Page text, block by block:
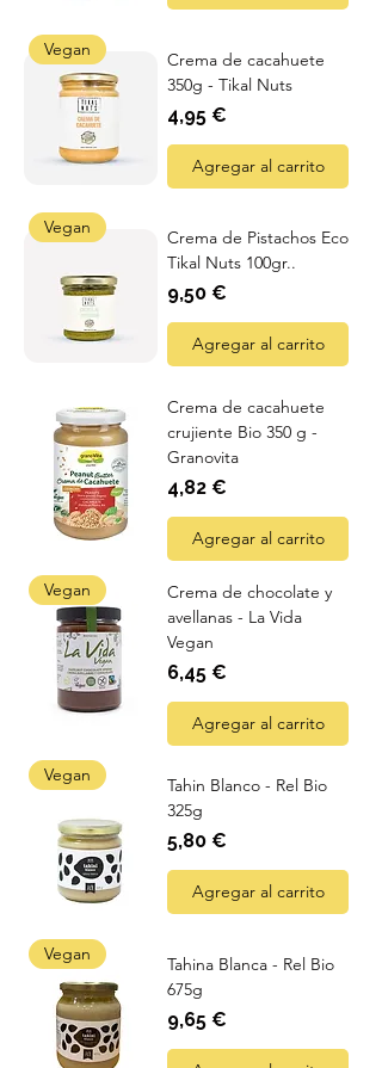
Vegan
Crema de cacahuete
350g - Tikal Nuts
Precio
4,95 €
Agregar al carrito
Vegan
Crema de Pistachos Eco
Tikal Nuts 100gr..
Precio
9,50 €
Agregar al carrito
Crema de cacahuete
crujiente Bio 350 g -
Granovita
Precio
4,82 €
Agregar al carrito
Vegan
Crema de chocolate y
avellanas - La Vida
Vegan
Precio
6,45 €
Agregar al carrito
Vegan
Tahin Blanco - Rel Bio
325g
Precio
5,80 €
Agregar al carrito
Vegan
Tahina Blanca - Rel Bio
675g
Precio
9,65 €